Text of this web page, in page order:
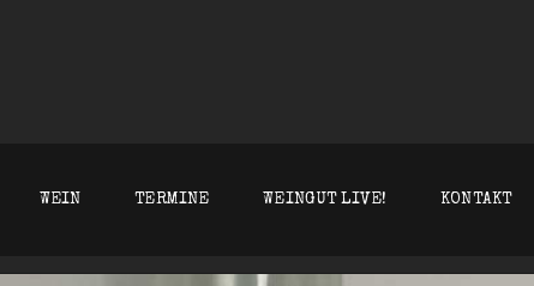
WEIN TERMINE WEINGUT LIVE! KONTAKT